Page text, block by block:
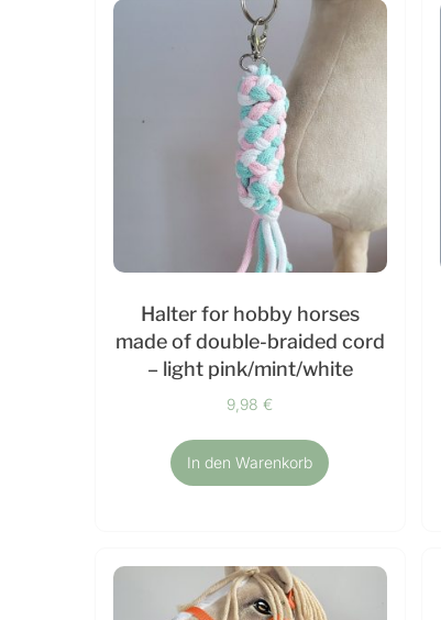
Halter for hobby horses
made of double-braided cord
– light pink/mint/white
9,98 €
In den Warenkorb